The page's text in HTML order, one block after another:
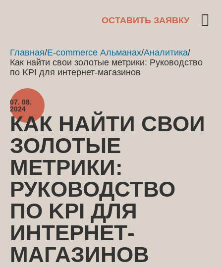
ОСТАВИТЬ ЗАЯВКУ
Главная/E-commerce Альманах/Аналитика/
Как найти свои золотые метрики: Руководство
по KPI для интернет-магазинов
07. 08.
2024
КАК НАЙТИ СВОИ
ЗОЛОТЫЕ
МЕТРИКИ:
РУКОВОДСТВО
ПО KPI ДЛЯ
ИНТЕРНЕТ-
МАГАЗИНОВ